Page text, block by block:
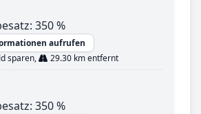
350 %
aufrufen
sparen,
29.30 km entfernt
350 %